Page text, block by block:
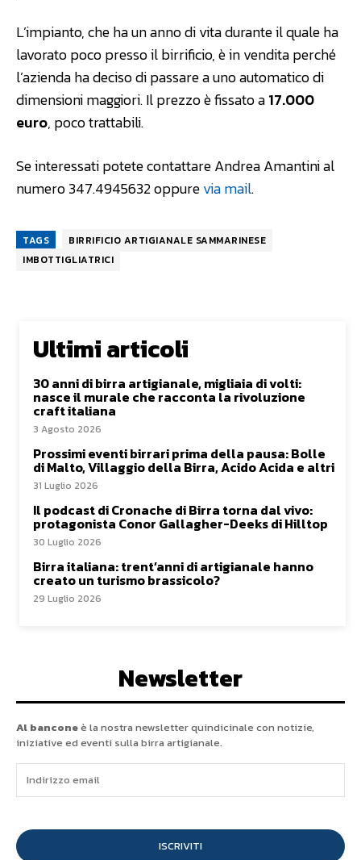
L’impianto, che ha un anno di vita durante il quale ha
lavorato poco presso il birrificio, è in vendita perché
l’azienda ha deciso di passare a uno automatico di
dimensioni maggiori. Il prezzo è fissato a17.000
euro, poco trattabili.
Se interessati potete contattare Andrea Amantini al
numero 347.4945632 oppurevia mail.
TAGS
BIRRIFICIO ARTIGIANALE SAMMARINESE
IMBOTTIGLIATRICI
Ultimi articoli
30 anni di birra artigianale, migliaia di volti:
nasce il murale che racconta la rivoluzione
craft italiana
3 Agosto 2026
Prossimi eventi birrari prima della pausa: Bolle
di Malto, Villaggio della Birra, Acido Acida e altri
31 Luglio 2026
Il podcast di Cronache di Birra torna dal vivo:
protagonista Conor Gallagher-Deeks di Hilltop
30 Luglio 2026
Birra italiana: trent’anni di artigianale hanno
creato un turismo brassicolo?
29 Luglio 2026
Newsletter
Al banconeè la nostra newsletter quindicinale con notizie,
iniziative ed eventi sulla birra artigianale.
ISCRIVITI